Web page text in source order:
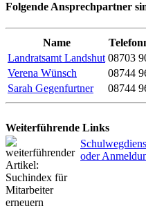
Folgende Ansprechpartner
Name
Landratsamt Landshut 08703
Verena Wünsch
08744
Sarah Gegenfurtner
08744
Weiterführende Links
oder